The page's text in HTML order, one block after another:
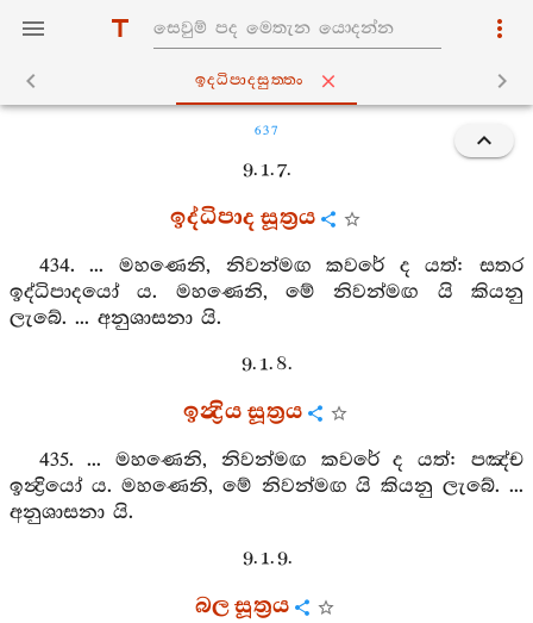
ඉද‍්ධිපාදසුත‍්තං
637
9. 1. 7.
ඉද්ධිපාද සූත්‍රය
434. ... මහණෙනි, නිවන්මඟ කවරේ ද යත්: සතර
ඉද්ධිපාදයෝ ය. මහණෙනි, මේ නිවන්මඟ යි කියනු
ලැබේ. ... අනුශාසනා යි.
9. 1. 8.
ඉන්‍ද්‍රිය සූත්‍රය
435. ... මහණෙනි, නිවන්මඟ කවරේ ද යත්: පඤ්ච
ඉන්‍ද්‍රියෝ ය. මහණෙනි, මේ නිවන්මඟ යි කියනු ලැබේ. ...
අනුශාසනා යි.
9. 1. 9.
බල සූත්‍රය